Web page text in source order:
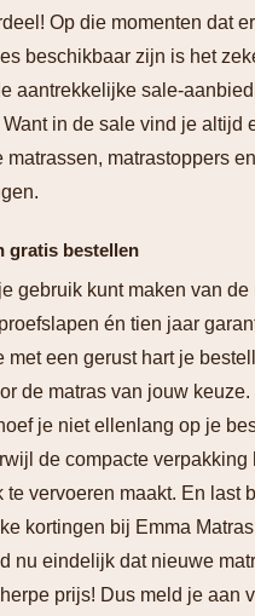
Op die momenten dat
beschikbaar zijn is het
aantrekkelijke sale-
in de sale vind je altijd
matrassen, matrastoppers
gratis bestellen
gebruik kunt maken van
én tien jaar
met een gerust hart je
de matras van jouw
je niet ellenlang op je
de compacte verpakking
te vervoeren maakt. En last
kortingen bij Emma
nu eindelijk dat nieuwe
prijs! Dus meld je aan